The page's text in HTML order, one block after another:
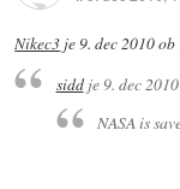
Nikec3 je9. dec 2010
siddje 9. dec
NASA is